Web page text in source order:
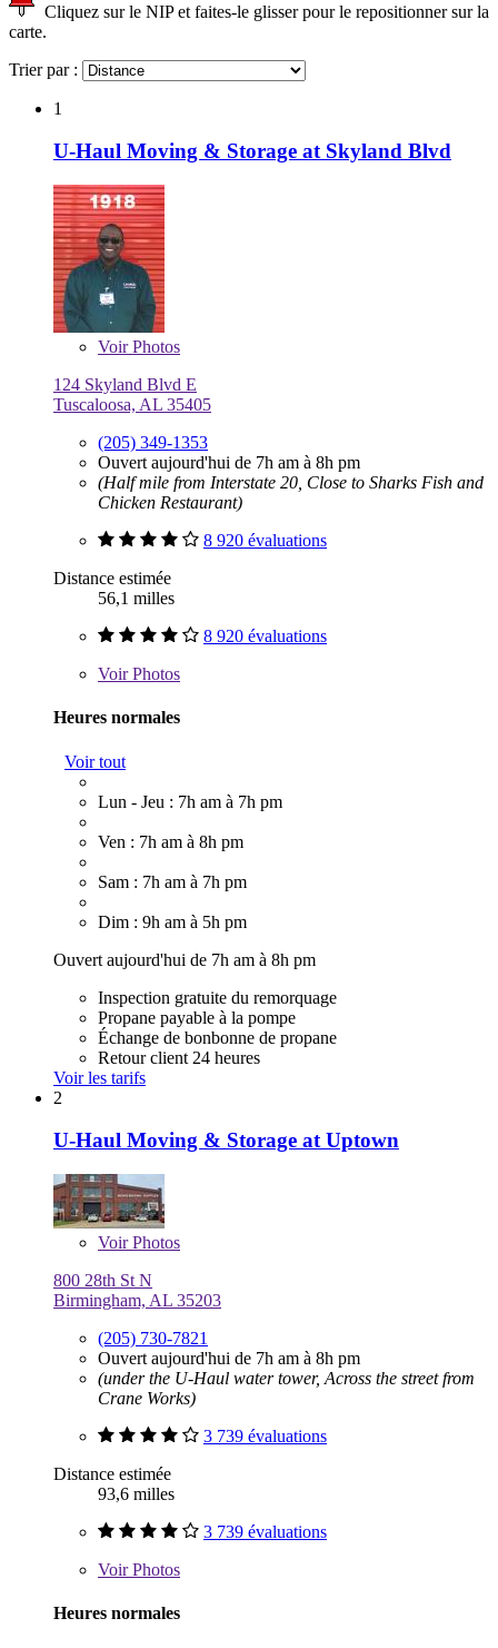
Cliquez sur le NIP et faites-le glisser pour le repositionner sur la
carte.
Trier par :
1
U-Haul Moving & Storage at Skyland Blvd
VoirPhotos
124 Skyland Blvd E
Tuscaloosa, AL 35405
(205) 349-1353
Ouvert aujourd'hui de 7h am à 8h pm
(Half mile from Interstate 20, Close to Sharks Fish and
Chicken Restaurant)
8 920 évaluations
Distance estimée
56,1 milles
8 920 évaluations
VoirPhotos
Heures normales
Voir tout
Lun - Jeu : 7h am à 7h pm
Ven : 7h am à 8h pm
Sam : 7h am à 7h pm
Dim : 9h am à 5h pm
Ouvert aujourd'hui de 7h am à 8h pm
Inspection gratuite du remorquage
Propane payable à la pompe
Échange de bonbonne de propane
Retour client 24 heures
Voir les tarifs
2
U-Haul Moving & Storage at Uptown
VoirPhotos
800 28th St N
Birmingham, AL 35203
(205) 730-7821
Ouvert aujourd'hui de 7h am à 8h pm
(under the U-Haul water tower, Across the street from
Crane Works)
3 739 évaluations
Distance estimée
93,6 milles
3 739 évaluations
VoirPhotos
Heures normales